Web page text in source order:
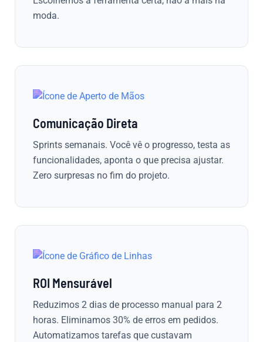
moda.
Comunicação Direta
Sprints semanais. Você vê o progresso, testa as
funcionalidades, aponta o que precisa ajustar.
Zero surpresas no fim do projeto.
ROI Mensurável
Reduzimos 2 dias de processo manual para 2
horas. Eliminamos 30% de erros em pedidos.
Automatizamos tarefas que custavam